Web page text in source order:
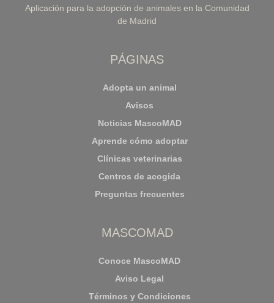
Aplicación para la adopción de animales en la Comunidad
de Madrid
PÁGINAS
Adopta un animal
Avisos
Noticias MascoMAD
Aprende cómo adoptar
Clínicas veterinarias
Centros de acogida
Preguntas frecuentes
MASCOMAD
Conoce MascoMAD
Aviso Legal
Términos y Condiciones